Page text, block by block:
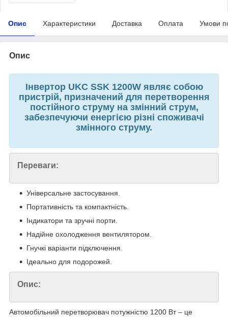
Опис Характеристики Доставка Оплата Умови
Опис
Інвертор UKC SSK 1200W являє собою
пристрій, призначений для перетворення
постійного струму на змінний струм,
забезпечуючи енергією різні споживачі
змінного струму.
Переваги:
Універсальне застосування.
Портативність та компактність.
Індикатори та зручні порти.
Надійне охолодження вентилятором.
Гнучкі варіанти підключення.
Ідеально для подорожей.
Опис:
Автомобільний перетворювач потужністю 1200 Вт – це